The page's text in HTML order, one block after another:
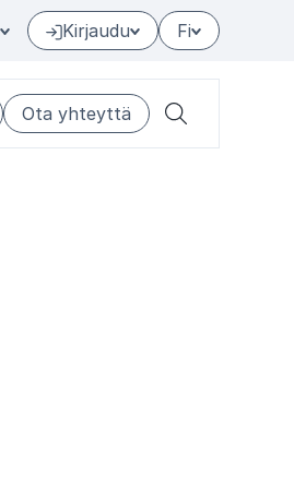
Kirjaudu Fi
Ota yhteyttä Hae